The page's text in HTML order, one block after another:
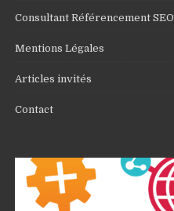
Consultant Référencement SEO
Mentions Légales
Articles invités
Contact